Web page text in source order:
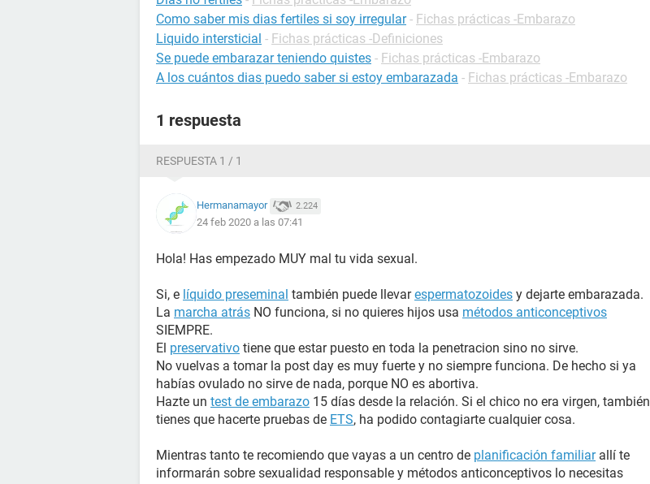
Como saber mis dias fertiles si soy irregular - Fichas prácticas -Embarazo
Liquido intersticial - Fichas prácticas -Definiciones
Se puede embarazar teniendo quistes - Fichas prácticas -Embarazo
A los cuántos dias puedo saber si estoy embarazada - Fichas prácticas -Embarazo
1 respuesta
RESPUESTA 1 / 1
Hermanamayor 2.224
24 feb 2020 a las 07:41
Hola! Has empezado MUY mal tu vida sexual.
Si, e líquido preseminal también puede llevarespermatozoides y dejarte embarazada.
La marcha atrás NO funciona, si no quieres hijos usa métodos anticonceptivos
SIEMPRE.
El preservativo tiene que estar puesto en toda la penetracion sino no sirve.
No vuelvas a tomar la post day es muy fuerte y no siempre funciona. De hecho si ya
habías ovulado no sirve de nada, porque NO es abortiva.
Hazte un test de embarazo 15 días desde la relación. Si el chico no era virgen, también
tienes que hacerte pruebas de ETS, ha podido contagiarte cualquier cosa.
Mientras tanto te recomiendo que vayas a un centro de planificación familiarallí te
informarán sobre sexualidad responsable y métodos anticonceptivos lo necesitas